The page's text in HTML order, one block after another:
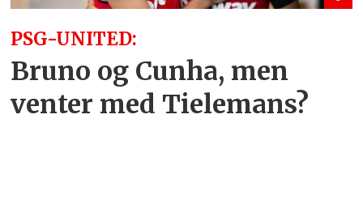
PSG-UNITED:
Bruno og Cunha, men
venter med Tielemans?